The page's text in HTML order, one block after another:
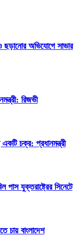
ছড়ানোর অভিযোগে সাভার
রিজভী
একটি চক্র: প্রধানমন্ত্রী
যুক্তরাষ্ট্রের সিনেটে
চায় বাংলাদেশ